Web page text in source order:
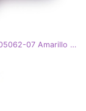
Bailarinas de gamuza en la plataforma Maciejka 05062-07 Amarillo negro